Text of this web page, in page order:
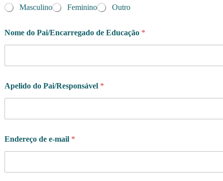
Masculino
Feminino Outro
Nome do Pai/Encarregado de Educação *
Apelido do Pai/Responsável *
Endereço de e-mail *